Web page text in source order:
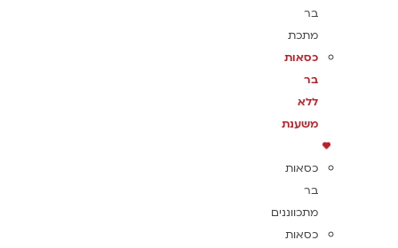
בר
מתכת
כסאות
בר
ללא
משענת
כסאות
בר
מתכווננים
כסאות